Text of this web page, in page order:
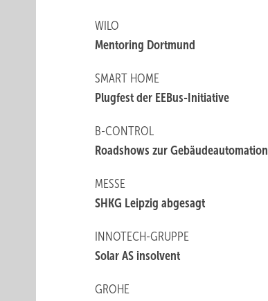
WILO
Mentoring Dortmund
SMART HOME
Plugfest der EEBus-Initiative
B-CONTROL
Roadshows zur Gebäudeautomation
MESSE
SHKG Leipzig abgesagt
INNOTECH-GRUPPE
Solar AS insolvent
GROHE